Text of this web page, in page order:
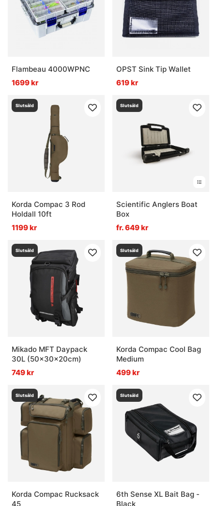
Flambeau 4000WPNC
1699 kr
OPST Sink Tip Wallet
619 kr
Slutsåld
Korda Compac 3 Rod
Holdall 10ft
1199 kr
Slutsåld
Scientific Anglers Boat
Box
fr. 649 kr
Slutsåld
Mikado MFT Daypack
30L (50x30x20cm)
749 kr
Slutsåld
Korda Compac Cool Bag
Medium
499 kr
Slutsåld
Korda Compac Rucksack
45
Slutsåld
6th Sense XL Bait Bag -
Black